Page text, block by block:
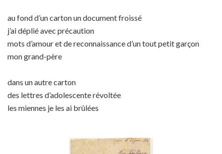
au fond d’un carton un document froissé
j’ai déplié avec précaution
mots d’amour et de reconnaissance d’un tout petit garçon
mon grand-père
dans un autre carton
des lettres d’adolescente révoltée
les miennes je les ai brûlées